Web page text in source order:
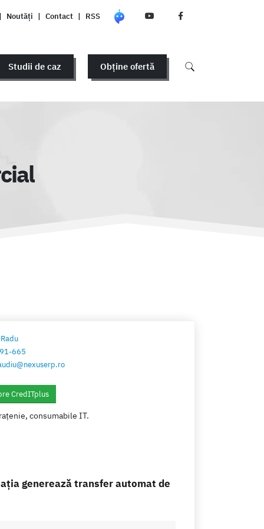
| Noutăți | Contact | RSS
Studii de caz Obține ofertă
665
CredITplus
consumabile IT.
generează transfer automat de